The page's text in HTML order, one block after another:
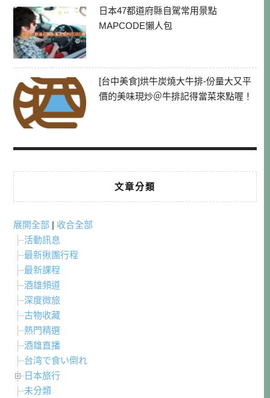
日本47都道府縣自駕常用景點
MAPCODE懶人包
[台中美食]烘牛炭燒大牛排-份量大又平
價的美味現炒＠牛排記得當菜來點喔！
文章分類
展開全部 | 收合全部
活動訊息
最新揪團行程
最新課程
酒雄頻道
深度微旅
古物收藏
熱門精選
酒雄直播
台湾で食い倒れ
日本旅行
未分類